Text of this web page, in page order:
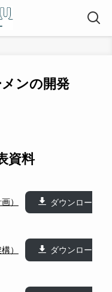
ンの開発
資料
）
ダウンロー
）
ダウンロー